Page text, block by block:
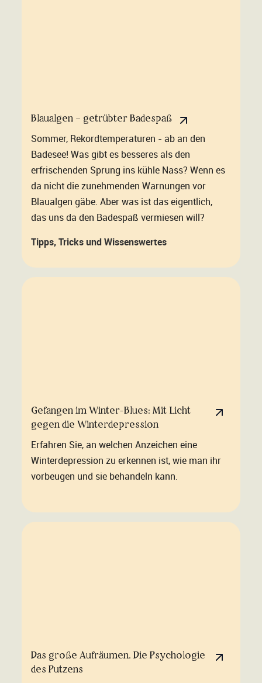
Blaualgen – getrübter Badespaß
Sommer, Rekordtemperaturen - ab an den
Badesee! Was gibt es besseres als den
erfrischenden Sprung ins kühle Nass? Wenn es
da nicht die zunehmenden Warnungen vor
Blaualgen gäbe. Aber was ist das eigentlich,
das uns da den Badespaß vermiesen will?
Tipps, Tricks und Wissenswertes
Gefangen im Winter-Blues: Mit Licht
gegen die Winterdepression
Erfahren Sie, an welchen Anzeichen eine
Winterdepression zu erkennen ist, wie man ihr
vorbeugen und sie behandeln kann.
Das große Aufräumen. Die Psychologie
des Putzens